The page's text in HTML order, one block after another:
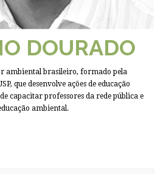
DOURADO
ambiental brasileiro, formado pela
que desenvolve ações de educação
capacitar professores da rede pública e
ambiental.